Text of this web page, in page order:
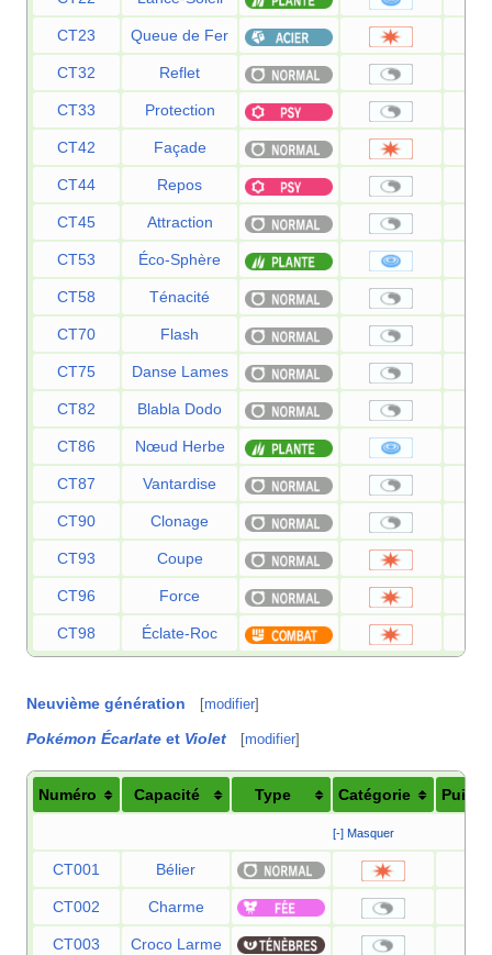
CT23 Queue de Fer
CT32 Reflet
CT33 Protection
CT42 Façade
CT44 Repos
CT45 Attraction
CT53 Éco-Sphère
CT58 Ténacité
CT70 Flash
CT75 Danse Lames
CT82 Blabla Dodo
CT86 Nœud Herbe
CT87 Vantardise
CT90 Clonage
CT93 Coupe
CT96 Force
CT98 Éclate-Roc
Neuvième génération [modifier]
Pokémon Écarlate et Violet [modifier]
Numéro Capacité Type Catégorie
[-] Masquer
CT001 Bélier
CT002 Charme
CT003 Croco Larme